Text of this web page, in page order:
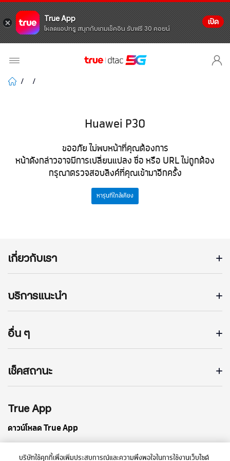
True App
โหลดแอปทรู สนุกกับเกมเช็คอิน รับฟรี 30 คอยน์
เปิด
Huawei P30
ขออภัย ไม่พบหน้าที่คุณต้องการ
หน้าดังกล่าวอาจมีการเปลี่ยนแปลง ชื่อ หรือ URL ไม่ถูกต้อง
กรุณาตรวจสอบลิงค์ที่คุณเข้ามาอีกครั้ง
หารุ่นที่ใกล้เคียง
เกี่ยวกับเรา
บริการแนะนำ
อื่น ๆ
เช็คสถานะ
True App
ดาวน์โหลด True App
บริษัทใช้คุกกี้เพื่อเพิ่มประสบการณ์และความพึงพอใจในการใช้งานเว็บไซต์